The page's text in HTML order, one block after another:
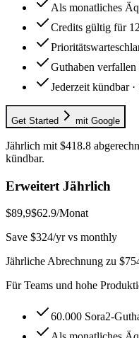
Als monatliches
Credits gültig für
Guthaben
Jederzeit kündbar
Get Started mit Google
Jährlich mit $418.8
kündbar.
Erweitert Jährlich
$89,9$62.9/Monat
Save $324/yr vs monthly
Jährliche Abrechnung zu
Für Teams und hohe
60.000 Sora2-